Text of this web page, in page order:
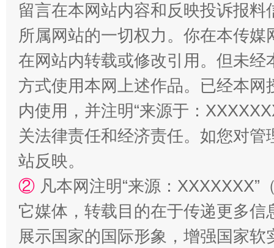
阿坝州三大球赛在茂县开幕 规模
国家大学科技园优化重塑工作
留言在本网站内容和反映投诉报
所属网站的一切权力。你在本传
在网站内转载或修改引用。但未
方式使用本网上述作品。已经本
内使用，并注明“来源于：
关法律责任和经济责任。如您对
站反映。
② 凡本网注明“来源：
它媒体，转载目的在于传递更多
展示国家的国际形象，增强国家